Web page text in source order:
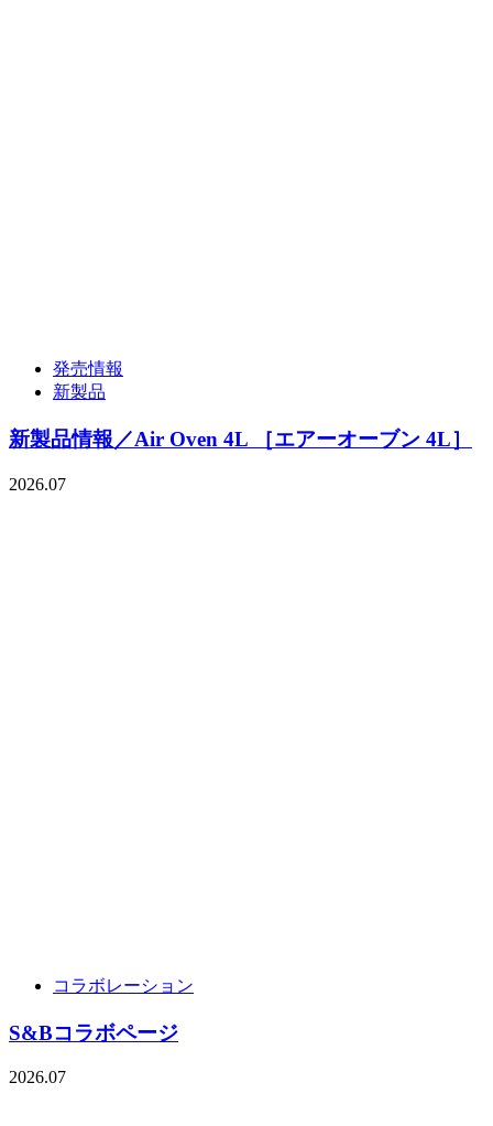
発売情報
新製品
新製品情報／Air Oven 4L ［エアーオーブン 4L］
2026.07
コラボレーション
S&Bコラボページ
2026.07